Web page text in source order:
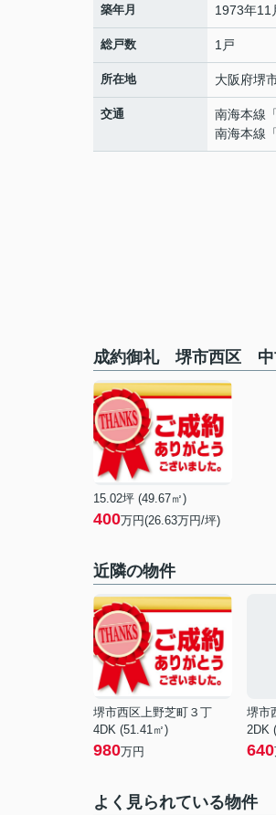
築年月 1973年11
総戸数 1戸
所在地 大阪府堺
交通 南海本線 「
南海本線 「
成約御礼 堺市西区 中
15.02坪 (49.67㎡)
400万円(26.63万円/坪)
近隣の物件
堺市西区上野芝町３丁
4DK (51.41㎡)
980万円
堺市
2DK
640
よく見られている物件